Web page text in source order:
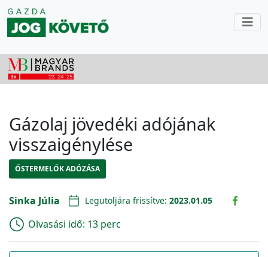
Gázolaj jövedéki adójának
visszaigénylése
ŐSTERMELŐK ADÓZÁSA
Sinka Júlia Legutoljára frissítve: 2023.01.05
Olvasási idő: 13 perc